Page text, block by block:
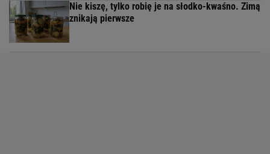
Nie kiszę, tylko robię je na słodko-kwaśno. Zimą
znikają pierwsze